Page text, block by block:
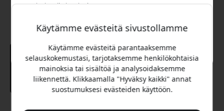
Käytämme evästeitä sivustollamme
Käytämme evästeitä parantaaksemme
selauskokemustasi, tarjotaksemme henkilökohtaisia
mainoksia tai sisältöä ja analysoidaksemme
liikennettä. Klikkaamalla "Hyväksy kaikki" annat
suostumuksesi evästeiden käyttöön.
sarjat ja erikoistarjoukset.
Ei, maksan mieluummin täyden hinnan.